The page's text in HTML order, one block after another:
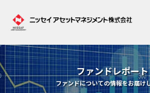
ファンド情報 ファンドレポート
ファンドについての情報をお届け